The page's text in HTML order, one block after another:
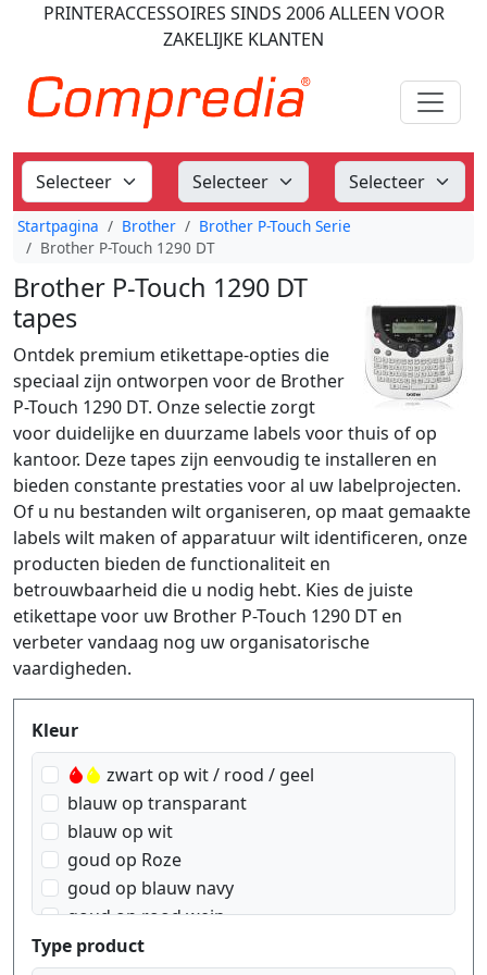
PRINTERACCESSOIRES SINDS 2006ALLEEN VOOR
ZAKELIJKE KLANTEN
Startpagina Brother
Brother P-Touch Serie
Brother P-Touch 1290 DT
Brother P-Touch 1290 DT
tapes
Ontdek premium etikettape-opties die
speciaal zijn ontworpen voor de Brother
P-Touch 1290 DT. Onze selectie zorgt
voor duidelijke en duurzame labels voor thuis of op
kantoor. Deze tapes zijn eenvoudig te installeren en
bieden constante prestaties voor al uw labelprojecten.
Of u nu bestanden wilt organiseren, op maat gemaakte
labels wilt maken of apparatuur wilt identificeren, onze
producten bieden de functionaliteit en
betrouwbaarheid die u nodig hebt. Kies de juiste
etikettape voor uw Brother P-Touch 1290 DT en
verbeter vandaag nog uw organisatorische
vaardigheden.
Produktfilter
Kleur
zwart op wit / rood / geel
blauw op transparant
blauw op wit
goud op Roze
goud op blauw navy
goud op rood wein
goud op wit
Type product